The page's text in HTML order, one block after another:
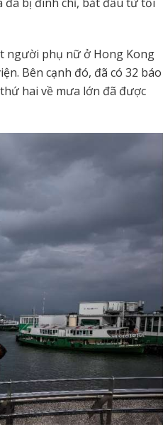
đã bị đình chỉ, bắt đầu từ tối
người phụ nữ ở Hong Kong
Bên cạnh đó, đã có 32 báo
hai về mưa lớn đã được